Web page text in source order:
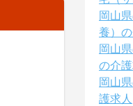
岡山
養）
岡山
の介護
岡山
護求人